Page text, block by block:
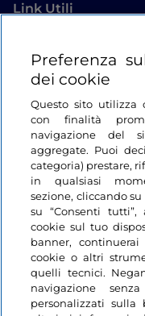
Link Utili
Login
Restiamo in contatto
Preferenza
dei cookie
Questo sito utilizza
con finalità
navigazione del
aggregate. Puoi
categoria) prestare,
in qualsiasi
sezione, cliccando
su “Consenti
cookie sul tuo
banner,
cookie o altri
quelli tecnici.
navigazione
personalizzati sulla